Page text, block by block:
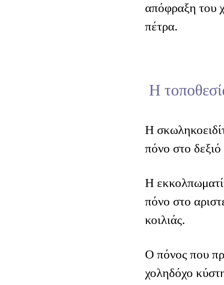
απόφραξη του
πέτρα.
Η
Η
πόνο στο
Η
πόνο στο
κοιλιάς.
Ο πόνος που
χοληδόχο